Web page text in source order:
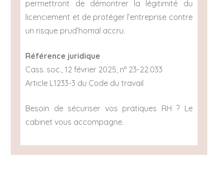
permettront de démontrer la légitimité du
licenciement et de protéger l’entreprise contre
un risque prud’homal accru.
Référence juridique
Cass. soc., 12 février 2025, n° 23-22.033
Article L1233-3 du Code du travail
Besoin de sécuriser vos pratiques RH ? Le
cabinet vous accompagne.